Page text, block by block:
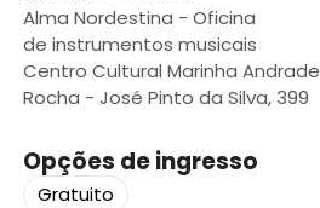
Alma Nordestina - Oficina
de instrumentos musicais
Centro Cultural Marinha Andrade
Rocha - José Pinto da Silva, 399
Opções de ingresso
Gratuito